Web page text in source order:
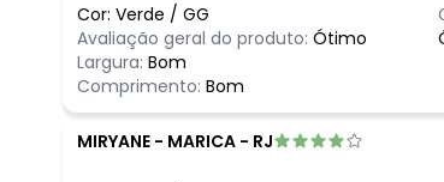
Cor: Verde / GG
Avaliação geral do produto: Ótimo
Largura: Bom
Comprimento: Bom
MIRYANE - MARICA - RJ